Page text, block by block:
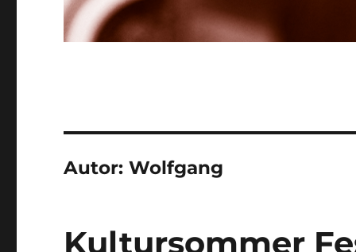
Autor:Wolfgang
Kultursommer